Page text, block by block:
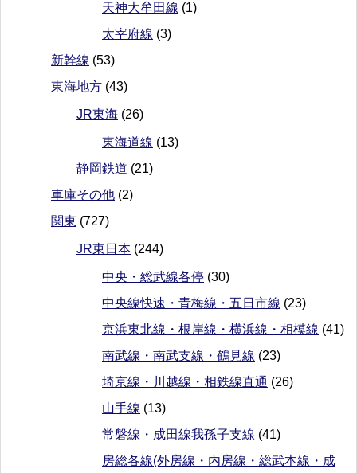
天神大牟田線 (1)
太宰府線 (3)
新幹線 (53)
東海地方 (43)
JR東海 (26)
東海道線 (13)
静岡鉄道 (21)
車庫その他 (2)
関東 (727)
JR東日本 (244)
中央・総武線各停 (30)
中央線快速・青梅線・五日市線 (23)
京浜東北線・根岸線・横浜線・相模線 (41)
南武線・南武支線・鶴見線 (23)
埼京線・川越線・相鉄線直通 (26)
山手線 (13)
常磐線・成田線我孫子支線 (41)
房総各線(外房線・内房線・総武本線・成